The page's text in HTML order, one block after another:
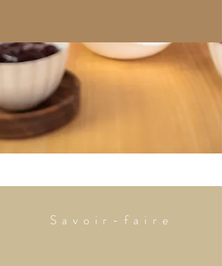
Savoir-faire